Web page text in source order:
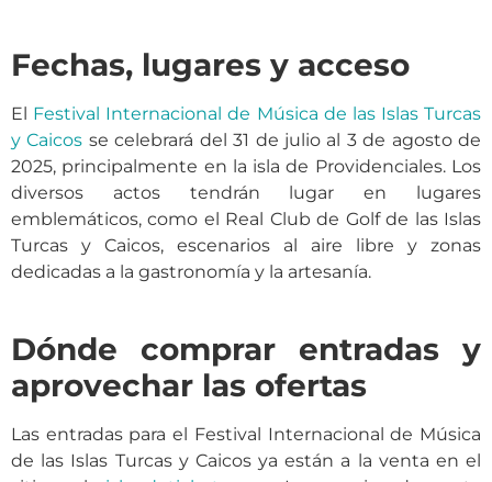
Fechas, lugares y acceso
El Festival Internacional de Música de las Islas Turcas
y Caicos se celebrará del 31 de julio al 3 de agosto de
2025, principalmente en la isla de Providenciales. Los
diversos actos tendrán lugar en lugares
emblemáticos, como el Real Club de Golf de las Islas
Turcas y Caicos, escenarios al aire libre y zonas
dedicadas a la gastronomía y la artesanía.
Dónde comprar entradas y
aprovechar las ofertas
Las entradas para el Festival Internacional de Música
de las Islas Turcas y Caicos ya están a la venta en el